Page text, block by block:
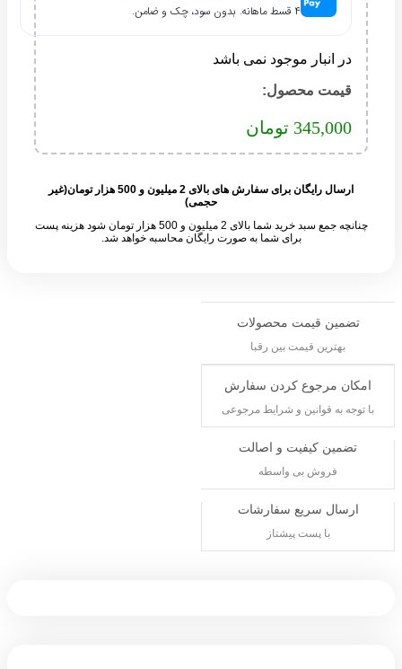
۴ قسط ماهانه. بدون سود، چک و ضامن.
در انبار موجود نمی باشد
قیمت محصول:​
345,000 تومان
ارسال رایگان برای سفارش های بالای 2 میلیون و 500 هزار تومان(غیر
حجمی)
چنانچه جمع سبد خرید شما بالای 2 میلیون و 500 هزار تومان شود هزینه پست
برای شما به صورت رایگان محاسبه خواهد شد.
تضمین قیمت محصولات
بهترین قیمت بین رقبا
امکان مرجوع کردن سفارش
با توجه به قوانین و شرایط مرجوعی
تضمین کیفیت و اصالت
فروش بی واسطه
ارسال سریع سفارشات
با پست پیشتاز